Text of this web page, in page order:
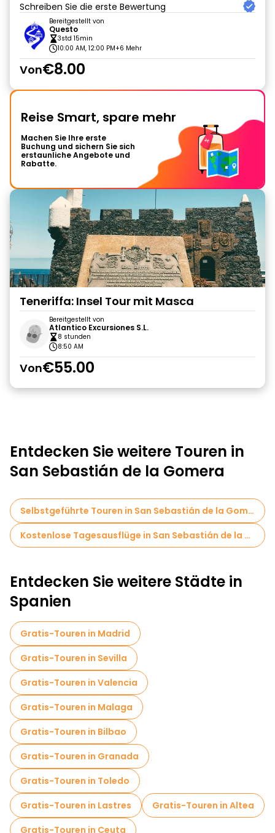
Schreiben Sie die erste Bewertung
Bereitgestellt von
Questo
3std 15min
10:00 AM, 12:00 PM+6 Mehr
Von€8.00
Reise Smart, spare mehr
Machen Sie Ihre erste
Buchung und sichern Sie sich
erstaunliche Angebote und
Rabatte.
Teneriffa: Insel Tour mit Masca
Bereitgestellt von
Atlantico Excursiones S.L.
8 stunden
8:50 AM
Von€55.00
Entdecken Sie weitere Touren in
San Sebastián de la Gomera
Selbstgeführte Touren in San Sebastián de la Gomera
Kostenlose Tagesausflüge in San Sebastián de la Gomera
Entdecken Sie weitere Städte in
Spanien
Gratis-Touren in Madrid
Gratis-Touren in Sevilla
Gratis-Touren in Valencia
Gratis-Touren in Malaga
Gratis-Touren in Bilbao
Gratis-Touren in Granada
Gratis-Touren in Toledo
Gratis-Touren in Lastres
Gratis-Touren in Altea
Gratis-Touren in Ceuta